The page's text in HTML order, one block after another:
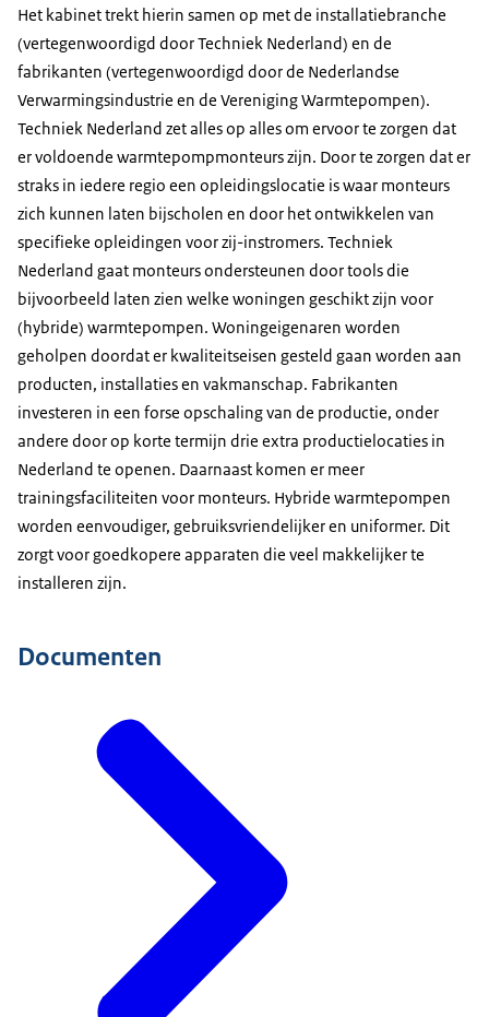
Het kabinet trekt hierin samen op met de installatiebranche
(vertegenwoordigd door Techniek Nederland) en de
fabrikanten (vertegenwoordigd door de Nederlandse
Verwarmingsindustrie en de Vereniging Warmtepompen).
Techniek Nederland zet alles op alles om ervoor te zorgen dat
er voldoende warmtepompmonteurs zijn. Door te zorgen dat er
straks in iedere regio een opleidingslocatie is waar monteurs
zich kunnen laten bijscholen en door het ontwikkelen van
specifieke opleidingen voor zij-instromers. Techniek
Nederland gaat monteurs ondersteunen door tools die
bijvoorbeeld laten zien welke woningen geschikt zijn voor
(hybride) warmtepompen. Woningeigenaren worden
geholpen doordat er kwaliteitseisen gesteld gaan worden aan
producten, installaties en vakmanschap. Fabrikanten
investeren in een forse opschaling van de productie, onder
andere door op korte termijn drie extra productielocaties in
Nederland te openen. Daarnaast komen er meer
trainingsfaciliteiten voor monteurs. Hybride warmtepompen
worden eenvoudiger, gebruiksvriendelijker en uniformer. Dit
zorgt voor goedkopere apparaten die veel makkelijker te
installeren zijn.
Documenten